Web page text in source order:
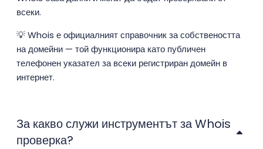
всеки.
💡 Whois е официалният справочник за собствеността
на домейни — той функционира като публичен
телефонен указател за всеки регистриран домейн в
интернет.
За какво служи инструментът за Whois
проверка?